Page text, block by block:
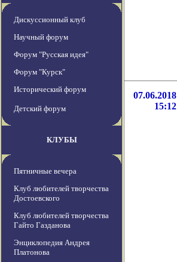
Дискуссионный клуб
Научный форум
Форум "Русская идея"
Форум "Курск"
Исторический форум
Детский форум
КЛУБЫ
Пятничные вечера
Клуб любителей творчества
Достоевского
Клуб любителей творчества
Гайто Газданова
Энциклопедия Андрея
Платонова
07.06.2018
15:12